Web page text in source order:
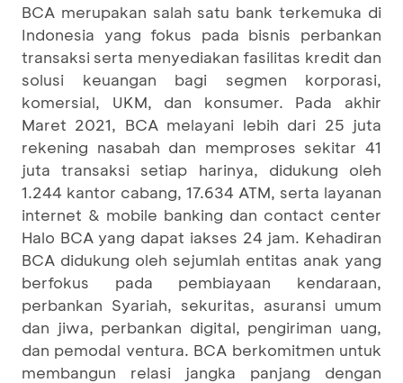
BCA merupakan salah satu bank terkemuka di
Indonesia yang fokus pada bisnis perbankan
transaksi serta menyediakan fasilitas kredit dan
solusi keuangan bagi segmen korporasi,
komersial, UKM, dan konsumer. Pada akhir
Maret 2021, BCA melayani lebih dari 25 juta
rekening nasabah dan memproses sekitar 41
juta transaksi setiap harinya, didukung oleh
1.244 kantor cabang, 17.634 ATM, serta layanan
internet & mobile banking dan contact center
Halo BCA yang dapat iakses 24 jam. Kehadiran
BCA didukung oleh sejumlah entitas anak yang
berfokus pada pembiayaan kendaraan,
perbankan Syariah, sekuritas, asuransi umum
dan jiwa, perbankan digital, pengiriman uang,
dan pemodal ventura. BCA berkomitmen untuk
membangun relasi jangka panjang dengan